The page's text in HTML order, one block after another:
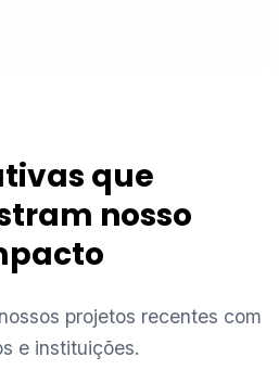
que
nosso
projetos recentes com
e instituições.